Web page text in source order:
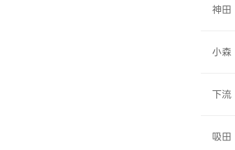
神田
小森
下流
吸田